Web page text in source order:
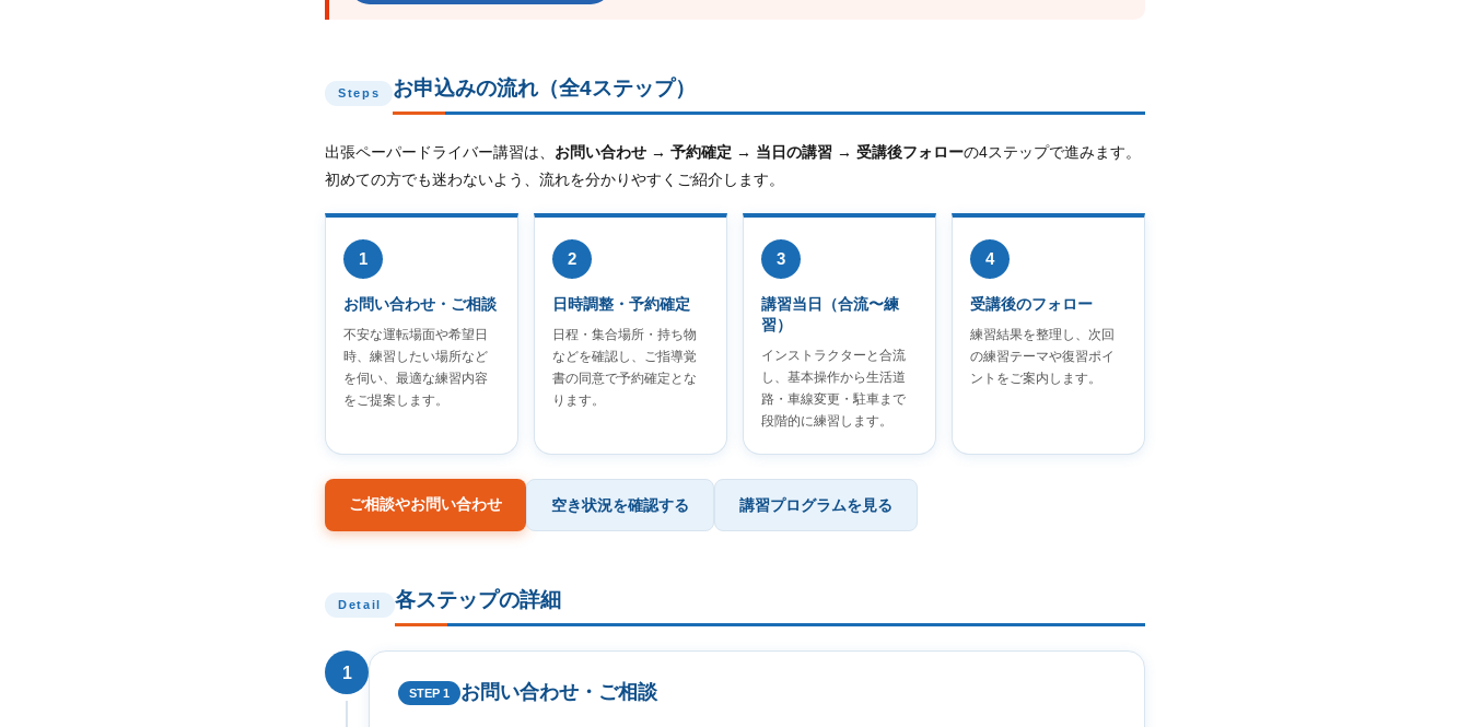
Steps お申込みの流れ（全4ステップ）
出張ペーパードライバー講習は、 お問い合わせ → 予約確定 → 当日の講習 → 受講後フォローの4ステップで進みます。
初めての方でも迷わないよう、流れを分かりやすくご紹介します。
1
お問い合わせ・ご相談
不安な運転場面や希望日
時、練習したい場所など
を伺い、最適な練習内容
をご提案します。
2
日時調整・予約確定
日程・集合場所・持ち物
などを確認し、ご指導覚
書の同意で予約確定とな
ります。
3
講習当日（合流〜練
習）
インストラクターと合流
し、基本操作から生活道
路・車線変更・駐車まで
段階的に練習します。
4
受講後のフォロー
練習結果を整理し、次回
の練習テーマや復習ポイ
ントをご案内します。
ご相談やお問い合わせ 空き状況を確認する 講習プログラムを見る
Detail 各ステップの詳細
1
STEP 1 お問い合わせ・ご相談